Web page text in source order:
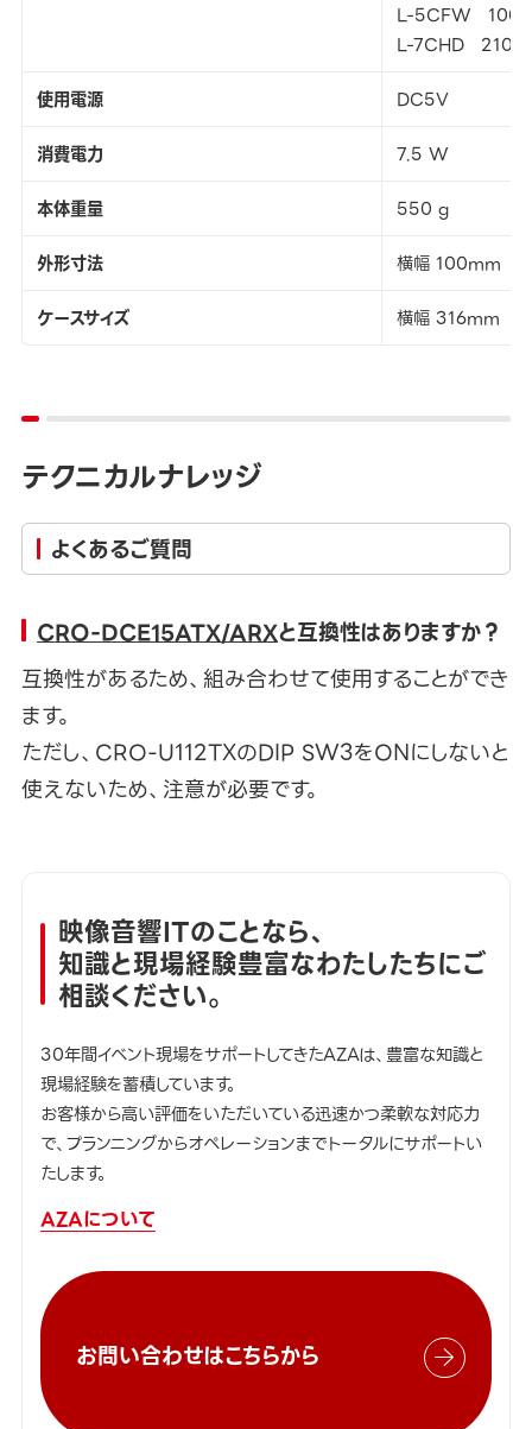
L-5CFW
L-7CHD 210m
使用電源
DC5V
消費電力
7.5 W
本体重量
550 g
外形寸法
横幅 100mm ×
ケースサイズ
横幅 316mm ×
テクニカルナレッジ
よくあるご質問
CRO-DCE15ATX/ARXと互換性はありますか？
互換性があるため、組み合わせて使用することができ
ます。
ただし、CRO-U112TXのDIP SW3をONにしないと
使えないため、注意が必要です。
映像音響ITのことなら、
知識と現場経験豊富なわたしたちにご
相談ください。
30年間イベント現場をサポートしてきたAZAは、豊富な知識と
現場経験を蓄積しています。
お客様から高い評価をいただいている迅速かつ柔軟な対応力
で、プランニングからオペレーションまでトータルにサポートい
たします。
AZAについて
お問い合わせはこちらから